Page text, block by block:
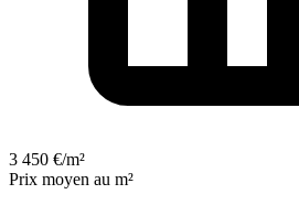
3 450 €/m²
Prix moyen au m²